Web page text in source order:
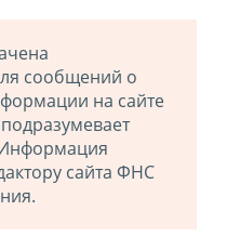
сообщений о
на сайте
сайта ФНС